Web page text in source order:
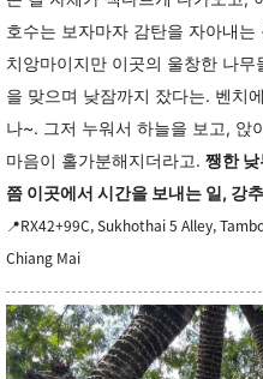
호수는 보자마자 감탄을 자아내
치앙마이지만 이곳의 울창한 나
을 맞으며 낮잠까지 잤다는. 벤치
나~. 그저 누워서 하늘을 보고, 앉
마음이 홀가분해지더라고. 쨍한
쯤 이곳에서 시간을 보내는 일, 강
📍RX42+99C, Sukhothai 5 Alley,
Chiang Mai